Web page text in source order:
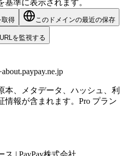
準に表示されます。
取得 このドメインの最近の保存
を監視する
·about.paypay.ne.jp
本、メタデータ、ハッシュ、利
情報が含まれます。Pro プラン
ス | PayPay株式会社